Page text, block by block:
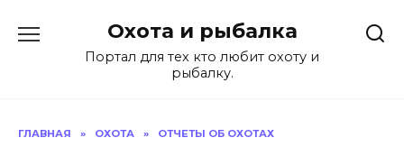
содержанию
Охота и рыбалка
Портал для тех кто любит охоту и
рыбалку.
ГЛАВНАЯ » ОХОТА » ОТЧЕТЫ ОБ ОХОТАХ